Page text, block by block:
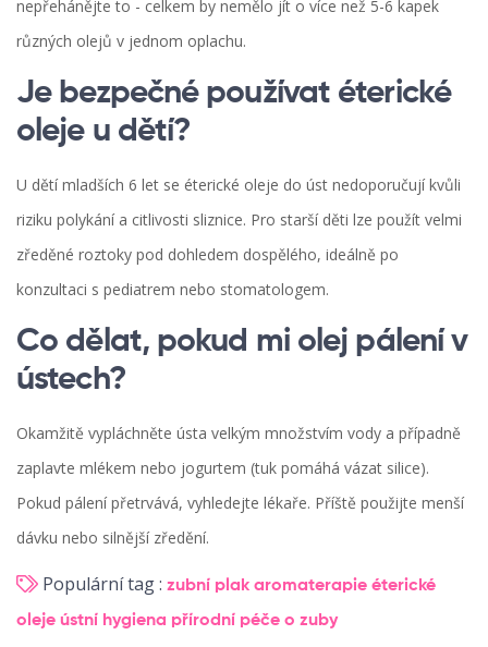
nepřehánějte to - celkem by nemělo jít o více než 5-6 kapek
různých olejů v jednom oplachu.
Je bezpečné používat éterické
oleje u dětí?
U dětí mladších 6 let se éterické oleje do úst nedoporučují kvůli
riziku polykání a citlivosti sliznice. Pro starší děti lze použít velmi
zředěné roztoky pod dohledem dospělého, ideálně po
konzultaci s pediatrem nebo stomatologem.
Co dělat, pokud mi olej pálení v
ústech?
Okamžitě vypláchněte ústa velkým množstvím vody a případně
zaplavte mlékem nebo jogurtem (tuk pomáhá vázat silice).
Pokud pálení přetrvává, vyhledejte lékaře. Příště použijte menší
dávku nebo silnější zředění.
Populární tag : zubní plak aromaterapie éterické
oleje ústní hygiena přírodní péče o zuby